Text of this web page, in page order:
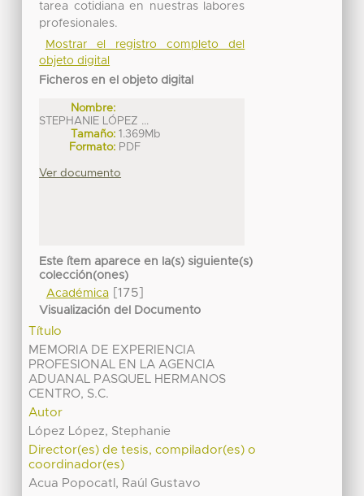
tarea cotidiana en nuestras labores
profesionales.
Mostrar el registro completo del
objeto digital
Ficheros en el objeto digital
Nombre:
STEPHANIE LÓPEZ ...
Tamaño: 1.369Mb
Formato: PDF
Ver documento
Este ítem aparece en la(s) siguiente(s)
colección(ones)
Académica[175]
Visualización del Documento
Título
MEMORIA DE EXPERIENCIA
PROFESIONAL EN LA AGENCIA
ADUANAL PASQUEL HERMANOS
CENTRO, S.C.
Autor
López López, Stephanie
Director(es) de tesis, compilador(es) o
coordinador(es)
Acua Popocatl, Raúl Gustavo